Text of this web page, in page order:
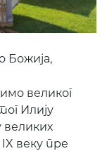
Божија,
великог
Илију
великих
веку пре